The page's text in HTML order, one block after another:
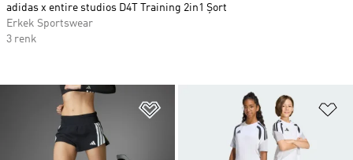
Favori Listesine Ekle
adidas x entire studios D4T Training 2in1 Şort
Erkek Sportswear
3 renk